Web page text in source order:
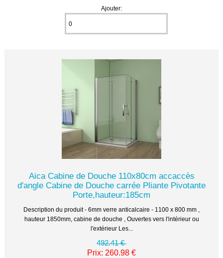
Ajouter:
Aica Cabine de Douche 110x80cm accaccès
d'angle Cabine de Douche carrée Pliante Pivotante
Porte,hauteur:185cm
Description du produit - 6mm verre anticalcaire - 1100 x 800 mm ,
hauteur 1850mm, cabine de douche , Ouvertes vers l'intérieur ou
l'extérieur Les...
492.41 €
Prix: 260.98 €